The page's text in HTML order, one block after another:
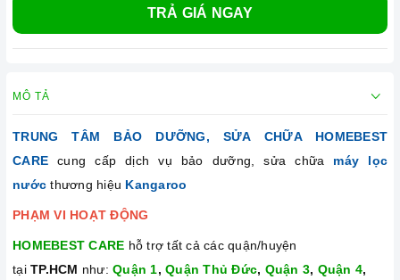
TRẢ GIÁ NGAY
MÔ TẢ
TRUNG TÂM BẢO DƯỠNG, SỬA CHỮA HOMEBEST
CARE cung cấp dịch vụ bảo dưỡng, sửa chữa máy lọc
nước thương hiệu Kangaroo
PHẠM VI HOẠT ĐỘNG
HOMEBEST CARE hỗ trợ tất cả các quận/huyện
tại TP.HCM như: Quận 1, Quận Thủ Đức, Quận 3, Quận 4,